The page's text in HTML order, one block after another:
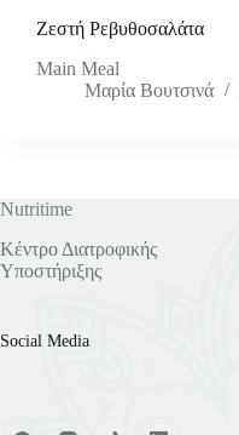
Ζεστή Ρεβυθοσαλάτα
Main Meal
Μαρία Βουτσινά
Nutritime
Κέντρο Διατροφικής
Υποστήριξης
Social Media